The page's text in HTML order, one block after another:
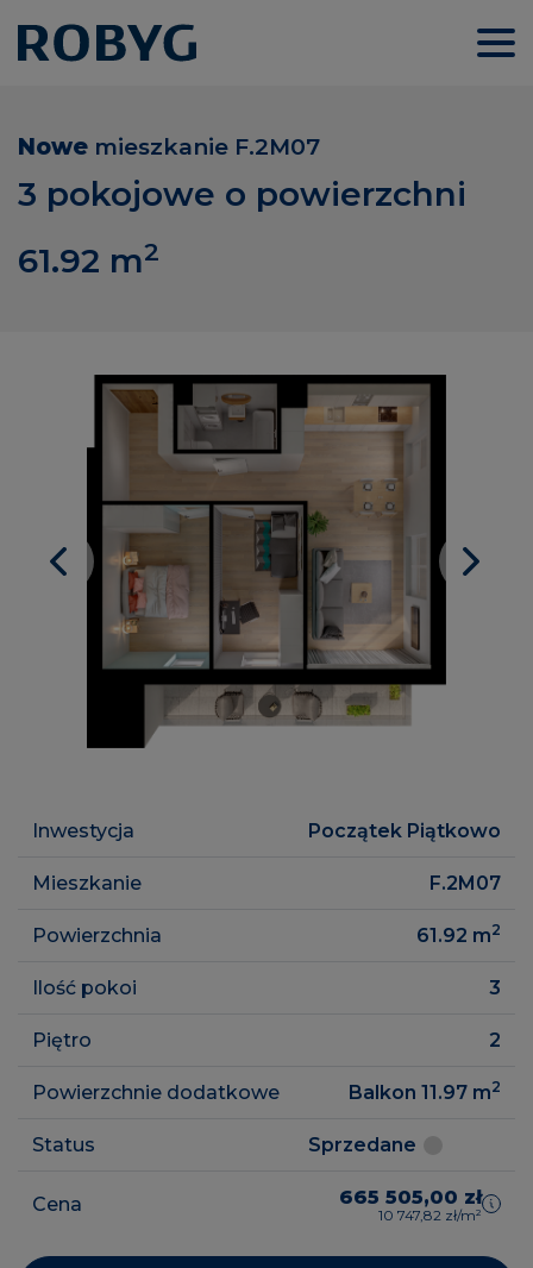
Nowe mieszkanie F.2M07
3 pokojowe o powierzchni
61.92 m2
Inwestycja Początek Piątkowo
Mieszkanie F.2M07
Powierzchnia 61.92 m2
Ilość pokoi 3
Piętro 2
Powierzchnie dodatkowe Balkon 11.97 m2
Status Sprzedane
Cena 665 505,00 zł
10 747,82 zł/m²